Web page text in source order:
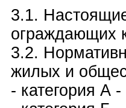
3.1.
ограждающих
3.2.
жилых и
- категория А